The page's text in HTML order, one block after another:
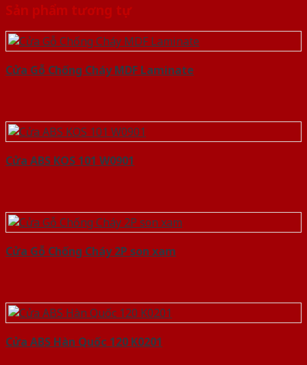
Sản phẩm tương tự
Cửa Gỗ Chống Cháy MDF Laminate
Cửa ABS KOS 101 W0901
Cửa Gỗ Chống Cháy 2P son xam
Cửa ABS Hàn Quốc 120 K0201